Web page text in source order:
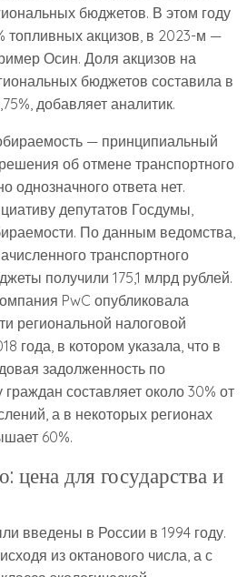
бюджетов. В этом году
топливных акцизов, в 2023-м —
Осин. Доля акцизов на
бюджетов составила в
добавляет аналитик.
— принципиальный
об отмене транспортного
однозначного ответа нет.
депутатов Госдумы,
По данным ведомства,
транспортного
получили 175,1 млрд рублей.
PwC опубликовала
региональной налоговой
года, в котором указала, что в
задолженность по
составляет около 30% от
а в некоторых регионах
60%.
цена для государства и
введены в России в 1994 году.
из октанового числа, а с